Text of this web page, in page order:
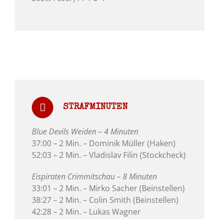
STRAFMINUTEN
Blue Devils Weiden – 4 Minuten
37:00 – 2 Min. – Dominik Müller (Haken)
52:03 – 2 Min. – Vladislav Filin (Stockcheck)
Eispiraten Crimmitschau – 8 Minuten
33:01 – 2 Min. – Mirko Sacher (Beinstellen)
38:27 – 2 Min. – Colin Smith (Beinstellen)
42:28 – 2 Min. – Lukas Wagner